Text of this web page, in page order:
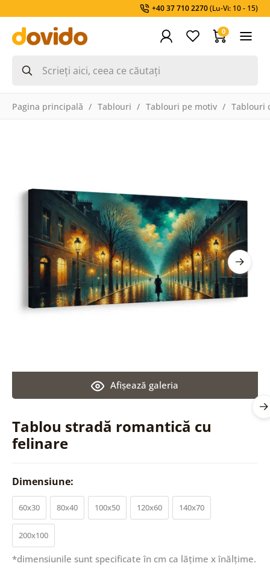
+40 37 710 2270(Lu-Vi: 10 - 15)
0
Pagina principală Tablouri Tablouri pe motiv Tablouri
Tablou stradă romantică cu
felinare
Afişează galeria
Dimensiune:
60x30 80x40 100x50 120x60 140x70
200x100
*dimensiunile sunt specificate în cm ca lățime x înălțime.